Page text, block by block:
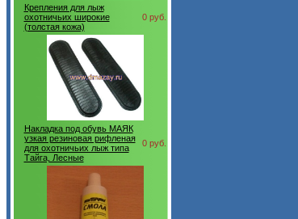
Крепления для лыж
охотничьих широкие
(толстая кожа)
0 руб.
Накладка под обувь МАЯК
узкая резиновая рифленая
для охотничьих лыж типа
Тайга, Лесные
0 руб.